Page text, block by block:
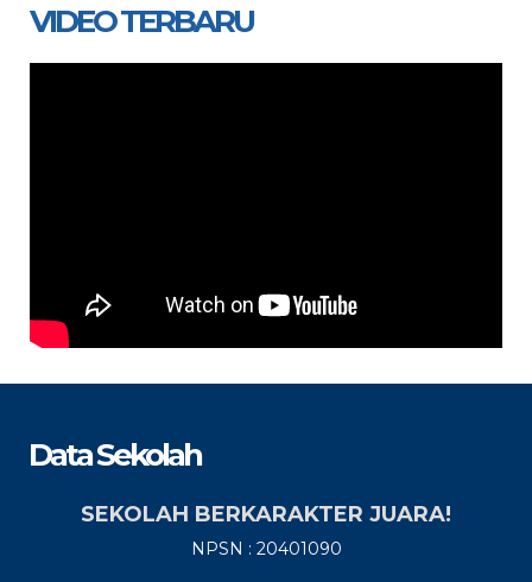
VIDEO TERBARU
Data Sekolah
SEKOLAH BERKARAKTER JUARA!
NPSN : 20401090